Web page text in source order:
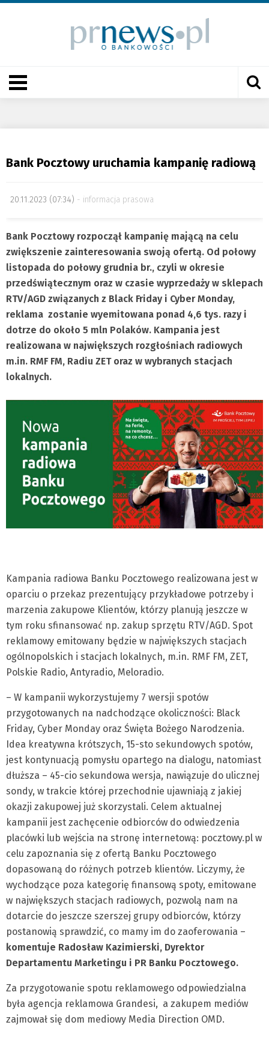
Bank Pocztowy uruchamia kampanię radiową
20.11.2023 (07:34) informacja prasowa
Bank Pocztowy rozpoczął kampanię mającą na celu
zwiększenie zainteresowania swoją ofertą. Od połowy
listopada do połowy grudnia br., czyli w okresie
przedświątecznym oraz w czasie wyprzedaży w sklepach
RTV/AGD związanych z Black Friday i Cyber Monday,
reklama zostanie wyemitowana ponad 4,6 tys. razy i
dotrze do około 5 mln Polaków. Kampania jest
realizowana w największych rozgłośniach radiowych
m.in. RMF FM, Radiu ZET oraz w wybranych stacjach
lokalnych.
Kampania radiowa Banku Pocztowego realizowana jest w
oparciu o przekaz prezentujący przykładowe potrzeby i
marzenia zakupowe Klientów, którzy planują jeszcze w
tym roku sfinansować np. zakup sprzętu RTV/AGD. Spot
reklamowy emitowany będzie w największych stacjach
ogólnopolskich i stacjach lokalnych, m.in. RMF FM, ZET,
Polskie Radio, Antyradio, Meloradio.
– W kampanii wykorzystujemy 7 wersji spotów
przygotowanych na nadchodzące okoliczności: Black
Friday, Cyber Monday oraz Święta Bożego Narodzenia.
Idea kreatywna krótszych, 15-sto sekundowych spotów,
jest kontynuacją pomysłu opartego na dialogu, natomiast
dłuższa – 45-cio sekundowa wersja, nawiązuje do ulicznej
sondy, w trakcie której przechodnie ujawniają z jakiej
okazji zakupowej już skorzystali. Celem aktualnej
kampanii jest zachęcenie odbiorców do odwiedzenia
placówki lub wejścia na stronę internetową: pocztowy.pl w
celu zapoznania się z ofertą Banku Pocztowego
dopasowaną do różnych potrzeb klientów. Liczymy, że
wychodzące poza kategorię finansową spoty, emitowane
w największych stacjach radiowych, pozwolą nam na
dotarcie do jeszcze szerszej grupy odbiorców, którzy
postanowią sprawdzić, co mamy im do zaoferowania –
komentuje Radosław Kazimierski, Dyrektor
Departamentu Marketingu i PR Banku Pocztowego.
Za przygotowanie spotu reklamowego odpowiedzialna
była agencja reklamowa Grandesi, a zakupem mediów
zajmował się dom mediowy Media Direction OMD.